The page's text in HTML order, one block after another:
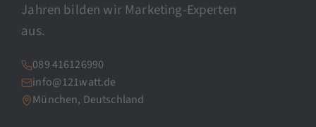
Jahren bilden wir Marketing-Experten
aus.
089 416126990
info@121watt.de
München, Deutschland